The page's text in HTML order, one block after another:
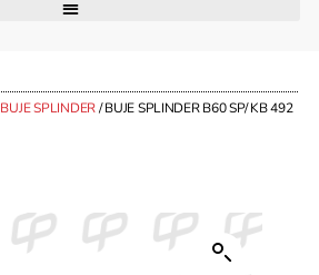
BUJE SPLINDER/ BUJE SPLINDER B60 SP/ KB 492